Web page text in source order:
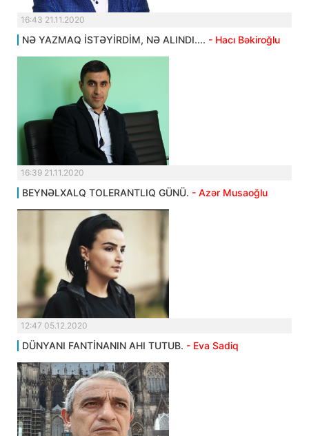
16:43 21.11.2020
NƏ YAZMAQ İSTƏYİRDİM, NƏ ALINDI.... - Hacı Bəkiroğlu
16:39 21.11.2020
BEYNƏLXALQ TOLERANTLIQ GÜNÜ. - Azər Musaoğlu
12:47 05.12.2020
DÜNYANI FANTİNANIN AHI TUTUB. - Eva Sadiq